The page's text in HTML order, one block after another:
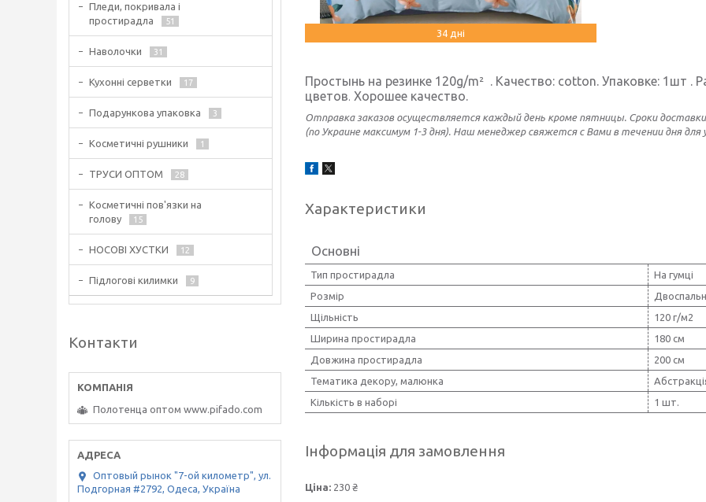
34 дні
Простынь на резинке 120g/m² . Качество: cotton. Упаковке: 1шт .
цветов. Хорошее качество.
Отправка заказов осуществляется каждый день кроме пятницы. Сроки
(по Украине максимум 1-3 дня). Наш менеджер свяжется с Вами в течении дня для
Характеристики
Основні
Тип простирадла
На гумці
Розмір
Щільність
120 г/м2
Ширина простирадла
180 см
Довжина простирадла
200 см
Тематика декору, малюнка
Кількість в наборі
1 шт.
Інформація для замовлення
Ціна: 230 ₴
Пледи, покривала і
простирадла
51
Наволочки 31
Кухонні серветки 17
Подарункова упаковка 3
Косметичні рушники 1
ТРУСИ ОПТОМ 28
Косметичні пов'язки на
голову
15
НОСОВІ ХУСТКИ 12
Підлогові килимки 9
Контакти
Полотенца оптом www.pifado.com
Оптовый рынок "7-ой километр", ул.
Подгорная #2792, Одеса, Україна